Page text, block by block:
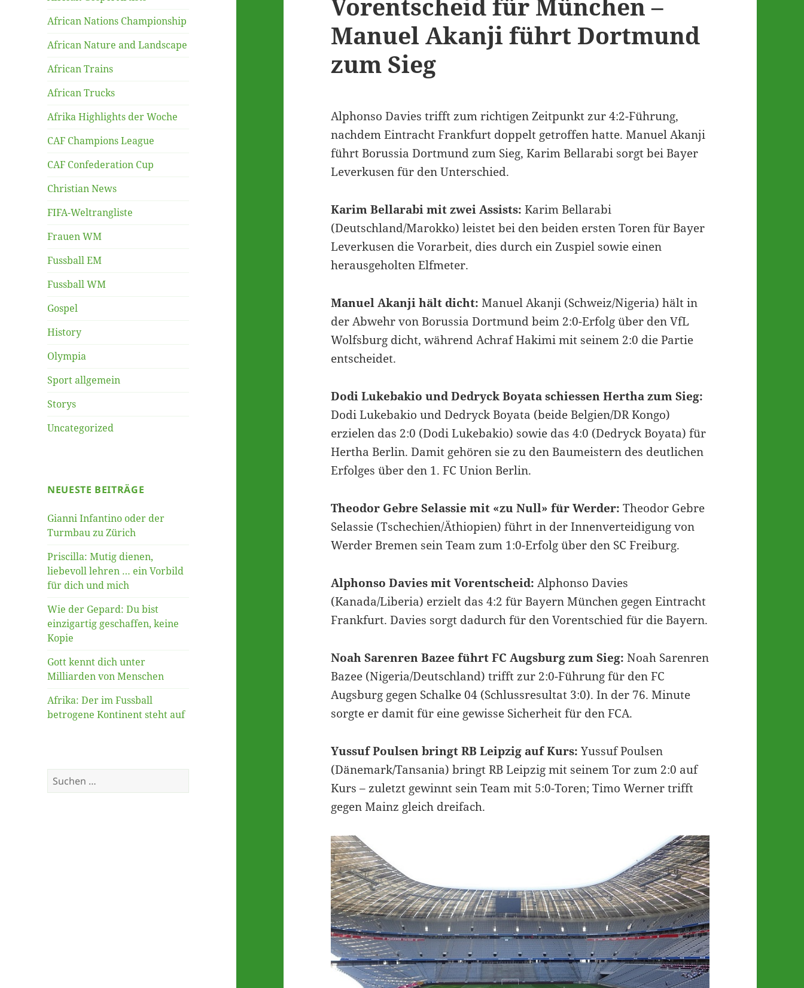
African Nations Championship
African Nature and Landscape
African Trains
African Trucks
Afrika Highlights der Woche
CAF Champions League
CAF Confederation Cup
Christian News
FIFA-Weltrangliste
Frauen WM
Fussball EM
Fussball WM
Gospel
History
Olympia
Sport allgemein
Storys
Uncategorized
NEUESTE BEITRÄGE
Gianni Infantino oder der
Turmbau zu Zürich
Priscilla: Mutig dienen,
liebevoll lehren … ein Vorbild
für dich und mich
Wie der Gepard: Du bist
einzigartig geschaffen, keine
Kopie
Gott kennt dich unter
Milliarden von Menschen
Afrika: Der im Fussball
betrogene Kontinent steht auf
Suche
nach:
Manuel Akanji führt Dortmund
zum Sieg
Alphonso Davies trifft zum richtigen Zeitpunkt zur 4:2-Führung,
nachdem Eintracht Frankfurt doppelt getroffen hatte. Manuel Akanji
führt Borussia Dortmund zum Sieg, Karim Bellarabi sorgt bei Bayer
Leverkusen für den Unterschied.
Karim Bellarabi mit zwei Assists:Karim Bellarabi
(Deutschland/Marokko) leistet bei den beiden ersten Toren für Bayer
Leverkusen die Vorarbeit, dies durch ein Zuspiel sowie einen
herausgeholten Elfmeter.
Manuel Akanji hält dicht: Manuel Akanji (Schweiz/Nigeria) hält in
der Abwehr von Borussia Dortmund beim 2:0-Erfolg über den VfL
Wolfsburg dicht, während Achraf Hakimi mit seinem 2:0 die Partie
entscheidet.
Dodi Lukebakio und Dedryck Boyata schiessen Hertha zum Sieg:
Dodi Lukebakio und Dedryck Boyata (beide Belgien/DR Kongo)
erzielen das 2:0 (Dodi Lukebakio) sowie das 4:0 (Dedryck Boyata) für
Hertha Berlin. Damit gehören sie zu den Baumeistern des deutlichen
Erfolges über den 1. FC Union Berlin.
Theodor Gebre Selassie mit «zu Null» für Werder: Theodor Gebre
Selassie (Tschechien/Äthiopien) führt in der Innenverteidigung von
Werder Bremen sein Team zum 1:0-Erfolg über den SC Freiburg.
Alphonso Davies mit Vorentscheid: Alphonso Davies
(Kanada/Liberia) erzielt das 4:2 für Bayern München gegen Eintracht
Frankfurt. Davies sorgt dadurch für den Vorentschied für die Bayern.
Noah Sarenren Bazee führt FC Augsburg zum Sieg: Noah Sarenren
Bazee (Nigeria/Deutschland) trifft zur 2:0-Führung für den FC
Augsburg gegen Schalke 04 (Schlussresultat 3:0). In der 76. Minute
sorgte er damit für eine gewisse Sicherheit für den FCA.
Yussuf Poulsen bringt RB Leipzig auf Kurs: Yussuf Poulsen
(Dänemark/Tansania) bringt RB Leipzig mit seinem Tor zum 2:0 auf
Kurs – zuletzt gewinnt sein Team mit 5:0-Toren; Timo Werner trifft
gegen Mainz gleich dreifach.